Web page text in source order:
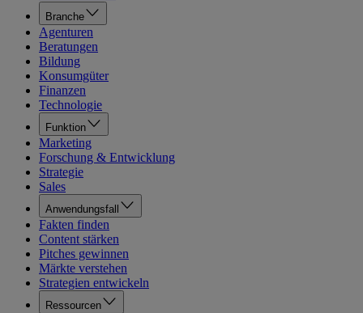
Branche
Agenturen
Beratungen
Bildung
Konsumgüter
Finanzen
Technologie
Funktion
Marketing
Forschung & Entwicklung
Strategie
Sales
Anwendungsfall
Fakten finden
Content stärken
Pitches gewinnen
Märkte verstehen
Strategien entwickeln
Ressourcen